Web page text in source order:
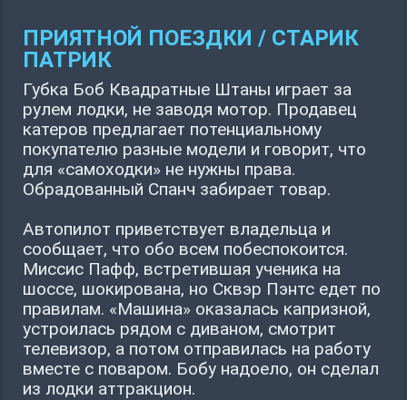
ПРИЯТНОЙ ПОЕЗДКИ / СТАРИК
ПАТРИК
Губка Боб Квадратные Штаны играет за
рулем лодки, не заводя мотор. Продавец
катеров предлагает потенциальному
покупателю разные модели и говорит, что
для «самоходки» не нужны права.
Обрадованный Спанч забирает товар.
Автопилот приветствует владельца и
сообщает, что обо всем побеспокоится.
Миссис Пафф, встретившая ученика на
шоссе, шокирована, но Сквэр Пэнтс едет по
правилам. «Машина» оказалась капризной,
устроилась рядом с диваном, смотрит
телевизор, а потом отправилась на работу
вместе с поваром. Бобу надоело, он сделал
из лодки аттракцион.